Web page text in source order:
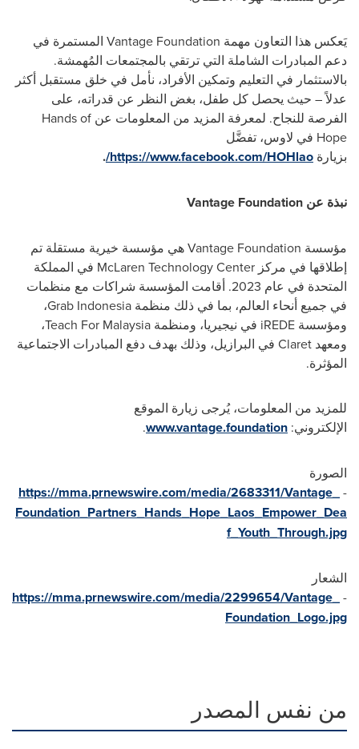
يَعكس هذا التعاون مهمة Vantage Foundation المستمرة في
دعم المبادرات الشاملة التي ترتقي بالمجتمعات المُهمشة.
بالاستثمار في التعليم وتمكين الأفراد، نأمل في خلق مستقبل أكثر
عدلاً – حيث يحصل كل طفل، بغض النظر عن قدراته، على
الفرصة للنجاح. لمعرفة المزيد من المعلومات عن Hands of
Hope في لاوس، تفضَّل
بزيارة https://www.facebook.com/HOHlao/
.
نبذة عن Vantage Foundation
مؤسسة Vantage Foundation هي مؤسسة خيرية مستقلة تم
إطلاقها في مركز McLaren Technology Center في المملكة
المتحدة في عام 2023. أقامت المؤسسة شراكات مع منظمات
في جميع أنحاء العالم، بما في ذلك منظمة Grab Indonesia،
ومؤسسة iREDE في نيجيريا، ومنظمة Teach For Malaysia،
ومعهد Claret في البرازيل، وذلك بهدف دفع المبادرات الاجتماعية
المؤثرة.
للمزيد من المعلومات، يُرجى زيارة الموقع
الإلكتروني: www.vantage.foundation
.
الصورة
-
https://mma.prnewswire.com/media/2683311/Vantage_
Foundation_Partners_Hands_Hope_Laos_Empower_Dea
f_Youth_Through.jpg
الشعار
-
https://mma.prnewswire.com/media/2299654/Vantage_
Foundation_Logo.jpg
من نفس المصدر